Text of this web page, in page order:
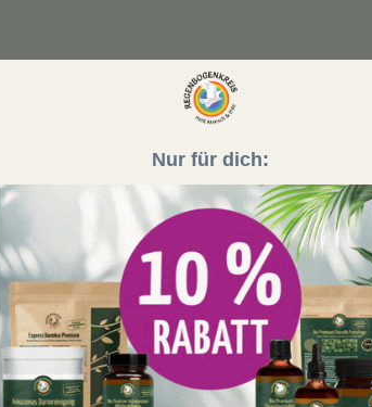
Nur für dich: